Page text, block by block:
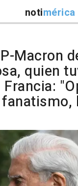
notimérica
Macron
quien